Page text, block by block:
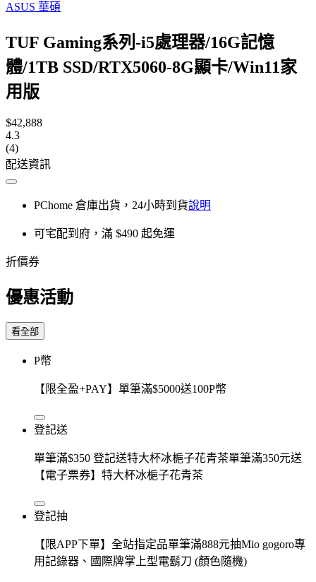
ASUS 華碩
TUF Gaming系列-i5處理器/16G記憶
體/1TB SSD/RTX5060-8G顯卡/Win11家
用版
$42,888
4.3
(4)
配送資訊
PChome 倉庫出貨，24小時到貨說明
可宅配到府，滿 $490 起免運
折價券
優惠活動
看全部
P幣
【限全盈+PAY】單筆滿$5000送100P幣
登記送
單筆滿$350 登記送特大杯冰梔子花青茶單筆滿350元送
【電子票券】特大杯冰梔子花青茶
登記抽
【限APP下單】全站指定品單筆滿888元抽Mio gogoro專
用記錄器、國際牌掌上型電鬍刀 (顏色隨機)